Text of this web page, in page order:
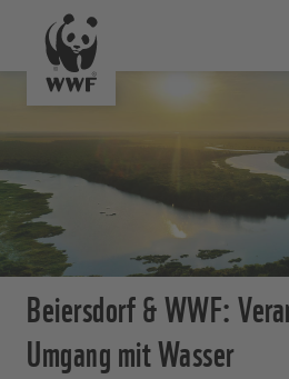
Beiersdorf & WWF:
Umgang mit Wasser